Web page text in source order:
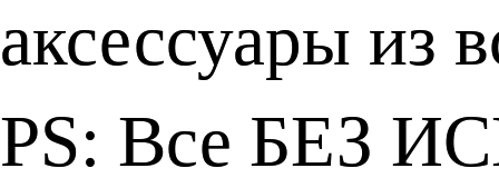
аксессуары из
PS: Все БЕЗ